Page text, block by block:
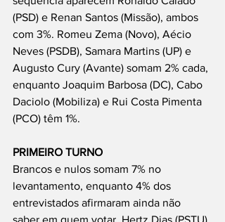
(PSD) e Renan Santos (Missão), ambos
com 3%. Romeu Zema (Novo), Aécio
Neves (PSDB), Samara Martins (UP) e
Augusto Cury (Avante) somam 2% cada,
enquanto Joaquim Barbosa (DC), Cabo
Daciolo (Mobiliza) e Rui Costa Pimenta
(PCO) têm 1%.
PRIMEIRO TURNO
Brancos e nulos somam 7% no
levantamento, enquanto 4% dos
entrevistados afirmaram ainda não
saber em quem votar. Hertz Dias (PSTU)